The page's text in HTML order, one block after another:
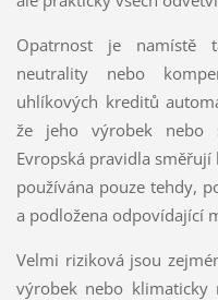
Opatrnost je namístě
neutrality nebo
uhlíkových kreditů
že jeho výrobek nebo
Evropská pravidla
používána pouze tehdy,
a podložena odpovídající
Velmi riziková jsou
výrobek nebo klimaticky